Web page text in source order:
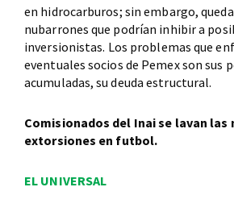
en hidrocarburos; sin embargo,
nubarrones que podrían inhibir a
inversionistas. Los problemas que
eventuales socios de Pemex son sus
acumuladas, su deuda estructural.
Comisionados del Inai se lavan las
extorsiones en futbol.
EL UNIVERSAL